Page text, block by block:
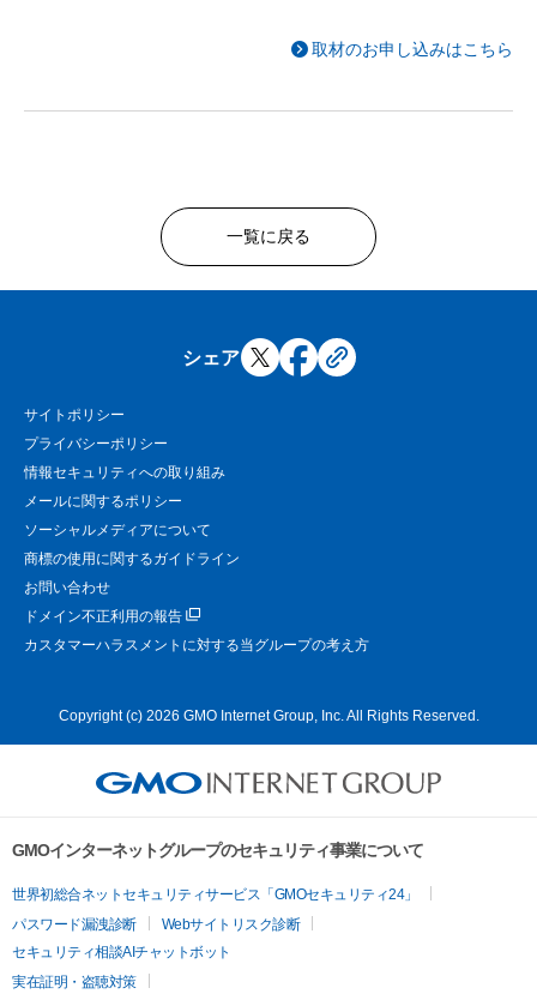
取材のお申し込みはこちら
一覧に戻る
シェア
サイトポリシー
プライバシーポリシー
情報セキュリティへの取り組み
メールに関するポリシー
ソーシャルメディアについて
商標の使用に関するガイドライン
お問い合わせ
ドメイン不正利用の報告
カスタマーハラスメントに対する当グループの考え方
Copyright (c) 2026 GMO Internet Group, Inc. All Rights Reserved.
GMOインターネットグループのセキュリティ事業について
世界初総合ネットセキュリティサービス「GMOセキュリティ24」
パスワード漏洩診断
Webサイトリスク診断
セキュリティ相談AIチャットボット
実在証明・盗聴対策